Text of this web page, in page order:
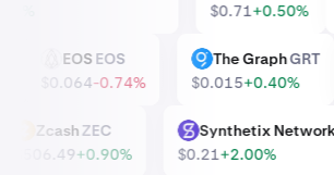
$0.71+0.50%
GRT The GraphGRT
$0.015+0.40%
EOS EOSEOS
$0.064-0.74%
SNX Synthetix
$0.21+2.00%
ZEC ZcashZEC
$506.49+0.90%